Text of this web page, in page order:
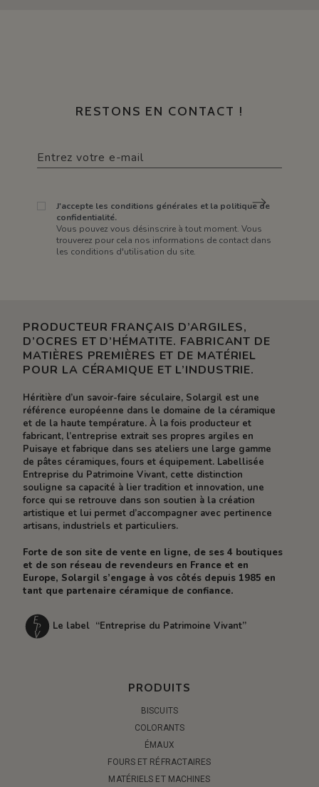
RESTONS EN CONTACT !
J'accepte les conditions générales et la politique de
confidentialité.
Vous pouvez vous désinscrire à tout moment. Vous
trouverez pour cela nos informations de contact dans
les conditions d'utilisation du site.
PRODUCTEUR FRANÇAIS D’ARGILES,
D’OCRES ET D’HÉMATITE. FABRICANT DE
MATIÈRES PREMIÈRES ET DE MATÉRIEL
POUR LA CÉRAMIQUE ET L’INDUSTRIE.
Héritière d’un savoir-faire séculaire, Solargil est une
référence européenne dans le domaine de la céramique
et de la haute température. À la fois producteur et
fabricant, l’entreprise extrait ses propres argiles en
Puisaye et fabrique dans ses ateliers une large gamme
de pâtes céramiques, fours et équipement. Labellisée
Entreprise du Patrimoine Vivant, cette distinction
souligne sa capacité à lier tradition et innovation, une
force qui se retrouve dans son soutien à la création
artistique et lui permet d’accompagner avec pertinence
artisans, industriels et particuliers.
Forte de son site de vente en ligne, de ses 4 boutiques
et de son réseau de revendeurs en France et en
Europe, Solargil s’engage à vos côtés depuis 1985 en
tant que partenaire céramique de confiance.
Le label “Entreprise du Patrimoine Vivant”
PRODUITS
BISCUITS
COLORANTS
ÉMAUX
FOURS ET RÉFRACTAIRES
MATÉRIELS ET MACHINES